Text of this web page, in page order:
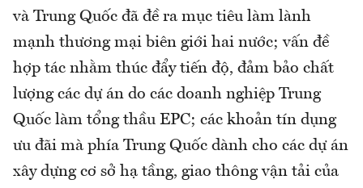
và Trung Quốc đã đề ra mục tiêu làm lành
mạnh thương mại biên giới hai nước; vấn đề
hợp tác nhằm thúc đẩy tiến độ, đảm bảo chất
lượng các dự án do các doanh nghiệp Trung
Quốc làm tổng thầu EPC; các khoản tín dụng
ưu đãi mà phía Trung Quốc dành cho các dự án
xây dựng cơ sở hạ tầng, giao thông vận tải của